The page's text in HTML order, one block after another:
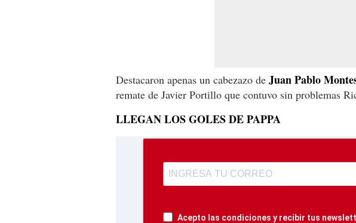
Destacaron apenas un cabezazo de Juan Pablo
remate de Javier Portillo que contuvo sin problemas
LLEGAN LOS GOLES DE PAPPA
Acepto las condiciones y recibir tus